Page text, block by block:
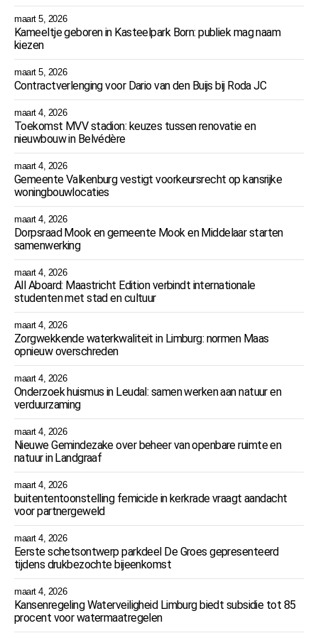
maart 5, 2026
Kameeltje geboren in Kasteelpark Born: publiek mag naam
kiezen
maart 5, 2026
Contractverlenging voor Dario van den Buijs bij Roda JC
maart 4, 2026
Toekomst MVV stadion: keuzes tussen renovatie en
nieuwbouw in Belvédère
maart 4, 2026
Gemeente Valkenburg vestigt voorkeursrecht op kansrijke
woningbouwlocaties
maart 4, 2026
Dorpsraad Mook en gemeente Mook en Middelaar starten
samenwerking
maart 4, 2026
All Aboard: Maastricht Edition verbindt internationale
studenten met stad en cultuur
maart 4, 2026
Zorgwekkende waterkwaliteit in Limburg: normen Maas
opnieuw overschreden
maart 4, 2026
Onderzoek huismus in Leudal: samen werken aan natuur en
verduurzaming
maart 4, 2026
Nieuwe Gemindezake over beheer van openbare ruimte en
natuur in Landgraaf
maart 4, 2026
buitententoonstelling femicide in kerkrade vraagt aandacht
voor partnergeweld
maart 4, 2026
Eerste schetsontwerp parkdeel De Groes gepresenteerd
tijdens drukbezochte bijeenkomst
maart 4, 2026
Kansenregeling Waterveiligheid Limburg biedt subsidie tot 85
procent voor watermaatregelen